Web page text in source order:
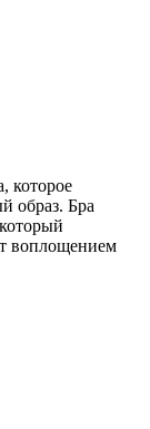
которое
образ. Бра
воплощением